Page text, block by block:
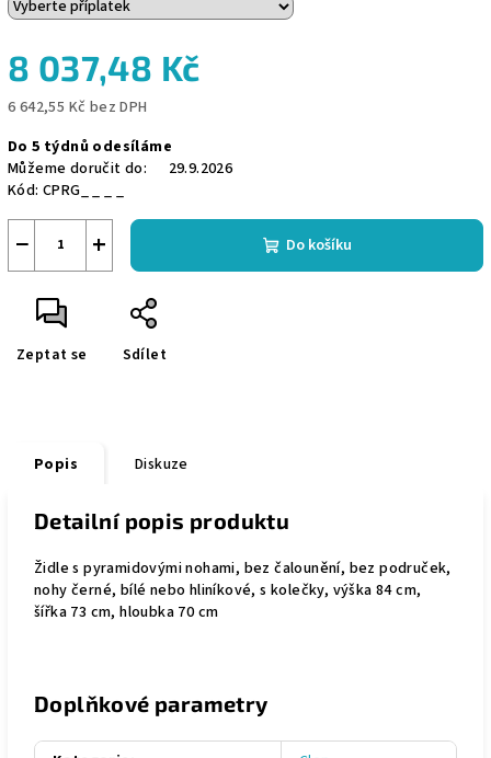
8 037,48 Kč
6 642,55 Kč bez DPH
cena:
Do 5 týdnů odesíláme
Můžeme doručit do:
29.9.2026
Kód: CPRG_ _ _ _
+
− Do košíku
Zeptat se Sdílet
Popis Diskuze
Detailní popis produktu
Židle s pyramidovými nohami, bez čalounění, bez područek,
nohy černé, bílé nebo hliníkové, s kolečky, výška 84 cm,
šířka 73 cm, hloubka 70 cm
Doplňkové parametry